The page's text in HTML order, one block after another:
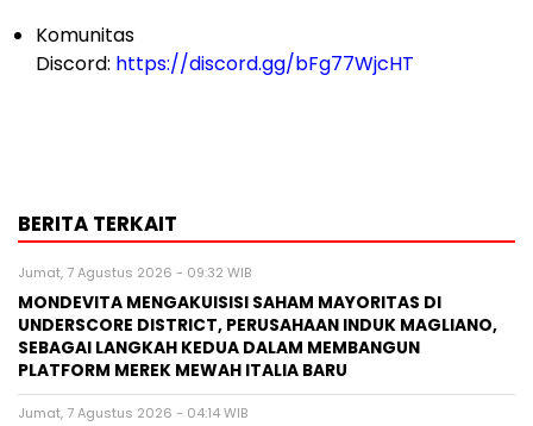
Komunitas
Discord: https://discord.gg/bFg77WjcHT
BERITA TERKAIT
Jumat, 7 Agustus 2026 - 09:32 WIB
MONDEVITA MENGAKUISISI SAHAM MAYORITAS DI
UNDERSCORE DISTRICT, PERUSAHAAN INDUK MAGLIANO,
SEBAGAI LANGKAH KEDUA DALAM MEMBANGUN
PLATFORM MEREK MEWAH ITALIA BARU
Jumat, 7 Agustus 2026 - 04:14 WIB